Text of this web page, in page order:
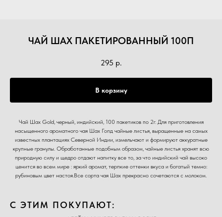
ЧАЙ ШАХ ПАКЕТИРОВАННЫЙ 100П
295 р.
В корзину
Чай Шах Gold, черный, индийский, 100 пакетиков по 2г. Для приготовления
насыщенного ароматного чая Шах Гопд чайные листья, выращенные на самых
известных плантациях Северной Индии, измельчают и формируют аккуратные
крупные гранулы. Обработанные подобным образом, чайные листья хранят всю
природную силу и щедро отдают напитку все то, за что индийский чай высоко
ценится во всем мире : яркий аромат, терпкие оттенки вкуса и богатый темно:
рубиновым цвет настоя.Все сорта чая Шах прекрасно сочетаются с молоком.
С ЭТИМ ПОКУПАЮТ: